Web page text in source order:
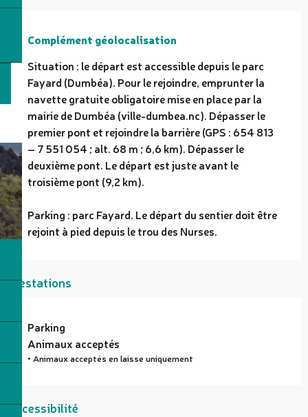
Complément géolocalisation
Complément géolocalisation
Situation : le départ est accessible depuis le parc
Fayard (Dumbéa). Pour le rejoindre, emprunter la
navette gratuite obligatoire mise en place par la
mairie de Dumbéa (ville-dumbea.nc). Dépasser le
premier pont et rejoindre la barrière (GPS : 654 813
– 7 551 054 ; alt. 68 m ; 6,6 km). Dépasser le
deuxième pont. Le départ est juste avant le
troisième pont (9,2 km).
Parking : parc Fayard. Le départ du sentier doit être
rejoint à pied depuis le trou des Nurses.
Prestations
Parking
Animaux acceptés
• Animaux acceptés en laisse uniquement
Accessibilité